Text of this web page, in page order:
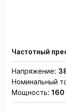
Частотный
Напряжение:
Номинальный
Мощность: 160